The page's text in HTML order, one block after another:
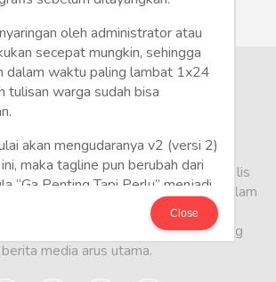
oleh administrator atau
secepat mungkin, sehingga
dalam waktu paling lambat 1x24
tulisan warga sudah bisa
akan mengudaranya v2 (versi 2)
maka tagline pun berubah dari
“Ga Penting Tapi Perlu” menjadi
di PepNews dan mulailah
Close
media warga, tempat bagi penulis
menyampaikan berbagai opini dalam
mapun feature yang ditulis dari sudut
yang berbeda dari sudut pandang
berita media arus utama.